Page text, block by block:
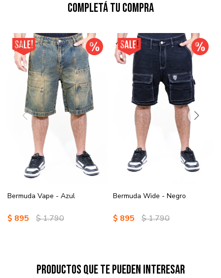
Completá tu compra
Bermuda Vape - Azul
$ 895 $1.790
Bermuda Wide - Negro
$ 895 $1.790
Productos que te pueden interesar